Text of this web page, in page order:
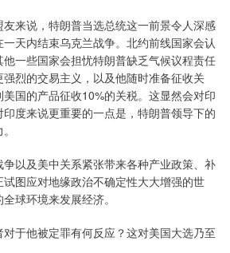
来说，特朗普当选总统这一前景令人深感
天内结束乌克兰战争。北约前线国家会认
一些国家会担忧特朗普缺乏气候议程责任
烈的交易主义，以及他随时准备征收关
国的产品征收10%的关税。这显然会对印
度来说更重要的一点是，特朗普领导下的
以及美中关系紧张带来各种产业政策、补
图应对地缘政治不确定性大大增强的世
球环境来发展经济。
于他被定罪有何反应？这对美国大选乃至